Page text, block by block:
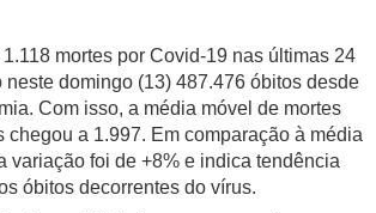
mortes por Covid-19 nas últimas 24
neste domingo (13) 487.476 óbitos desde
Com isso, a média móvel de mortes
chegou a 1.997. Em comparação à média
variação foi de +8% e indica tendência
óbitos decorrentes do vírus.